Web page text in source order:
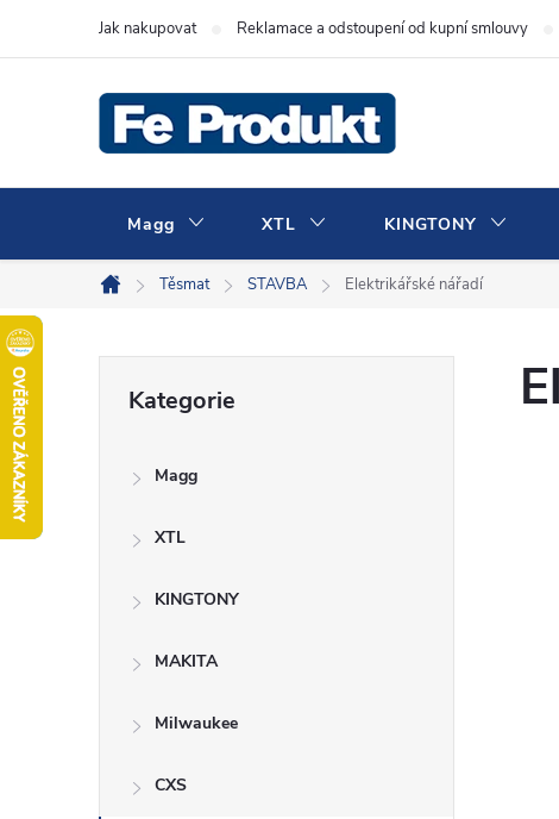
Jak nakupovat Reklamace a odstoupení od kupní smlouvy
Magg XTL KINGTONY
Domů
Těsmat STAVBA Elektrikářské nářadí
n
kategorie
Kategorie
Magg
XTL
KINGTONY
MAKITA
Milwaukee
CXS